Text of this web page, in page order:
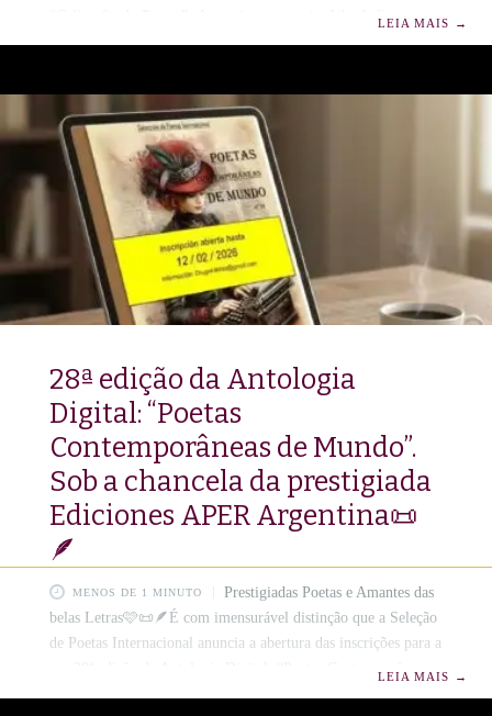
“Caligrafia do Prazer”, da escritora e poetisa Wanda Rop,
📜🪶 Edição Luxo: colorida e com impressão de alta
qualidade. Luxuoso compêndio de alquimia textual, e a
experiência do desejo é elevada a uma performance de alta
sofisticação. 💋🥰 Wanda Rop, com sua
LEIA MAIS →
28ª edição da Antologia
Digital: “Poetas
Contemporâneas de Mundo”.
Sob a chancela da prestigiada
Ediciones APER Argentina📜
🪶
MENOS DE 1 MINUTO
Prestigiadas Poetas e Amantes das
belas Letras🩷📜🪶É com imensurável distinção que a Seleção
de Poetas Internacional anuncia a abertura das inscrições para a
sua 28ª edição da Antologia Digital: “Poetas Contemporâneas
LEIA MAIS →